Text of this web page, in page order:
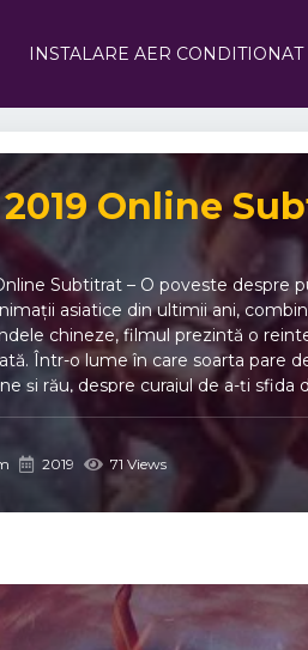
INSTALARE AER CONDITIONAT
2019 Online
Subtitrat – O poveste
asiatice din ultimii ani,
chineze, filmul prezintă o
Într-o lume în care soarta pare
și rău, despre curajul de a-ți
fiecare scenă este
despre echilibru și alegere. 💥
teme precum destinul,
clasice. 🧩 Despre poveste
consideră o amenințare, iar
Ce face acest film special 🎇
și pline de sens. ⚡ Ritm
fiecare scenă de acțiune. 🔎
2019 71 Views